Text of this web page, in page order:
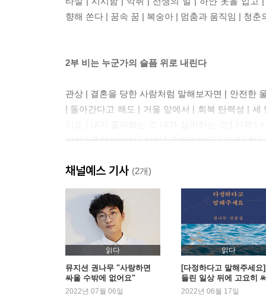
향해 쏜다 | 꿈속 꿈 | 복숭아 | 멈춤과 움직임 | 청
2부 비는 누군가의 슬픔 위로 내린다
관상 | 결혼을 당한 사람처럼 말해보자면 | 안전한
| 돌아간다고 해도 | 거울 앞에서 | 회복 탄력성 |
갚기 | 폭력 앞에서 | 시인 | 오해의 비극 | 과로 | 화
3부 아름다운 것들은 조용히 반짝여
검은 연기 | 오랜 쓸쓸함 | 부산에서 | 물결 | 나
제자들에게 1 | 관계란 무엇일까 | 함께 일한다는
잃어버린다는 것 | 제자들에게 2 | 천사형 인간 | 형
| 계절 | 한때 나를 사랑했을지도 모르는 사람들에
채널예스 기사 (2개)
읽다
뮤지션 권나무 "사랑하면
싸울 수밖에 없어요"
2022년 07월 06일
읽다
[다정하다고 말해주세요
들린 일상 뒤에 고요히
내려간 독백
2022년 06월 17일